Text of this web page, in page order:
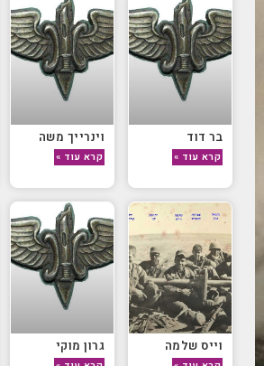
בר דוד
קרא עוד »
וינרייך משה
קרא עוד »
וייס שלמה גרון מוקי